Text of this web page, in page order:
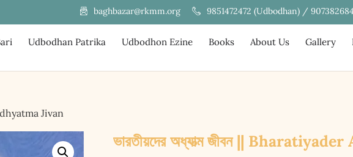
baghbazar@rkmm.org 9851472472 (Udbodhan) /
Udbodhan Patrika Udbodhon Ezine Books About Us Gallery
Jivan
ভারতীয়দের অধ্যাত্ম জীবন ||